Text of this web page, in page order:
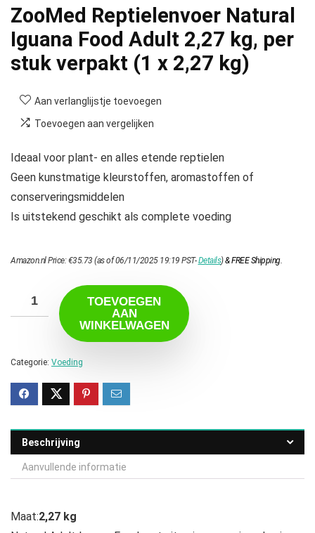
ZooMed Reptielenvoer Natural
Iguana Food Adult 2,27 kg, per
stuk verpakt (1 x 2,27 kg)
Aan verlanglijstje toevoegen
Toevoegen aan vergelijken
Ideaal voor plant- en alles etende reptielen
Geen kunstmatige kleurstoffen, aromastoffen of
conserveringsmiddelen
Is uitstekend geschikt als complete voeding
Amazon.nl Price:€35.73 (as of 06/11/2025 19:19 PST-Details)&FREE Shipping.
TOEVOEGEN
AAN
WINKELWAGEN
Categorie: Voeding
Beschrijving
Aanvullende informatie
Maat:2,27 kg